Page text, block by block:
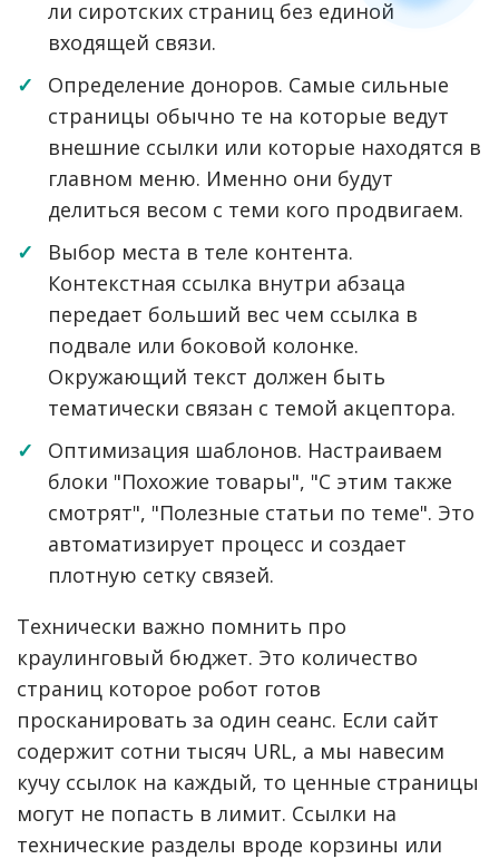
ли сиротских страниц без единой
входящей связи.
Определение доноров. Самые сильные
страницы обычно те на которые ведут
внешние ссылки или которые находятся в
главном меню. Именно они будут
делиться весом с теми кого продвигаем.
Выбор места в теле контента.
Контекстная ссылка внутри абзаца
передает больший вес чем ссылка в
подвале или боковой колонке.
Окружающий текст должен быть
тематически связан с темой акцептора.
Оптимизация шаблонов. Настраиваем
блоки "Похожие товары", "С этим также
смотрят", "Полезные статьи по теме". Это
автоматизирует процесс и создает
плотную сетку связей.
Технически важно помнить про
краулинговый бюджет. Это количество
страниц которое робот готов
просканировать за один сеанс. Если сайт
содержит сотни тысяч URL, а мы навесим
кучу ссылок на каждый, то ценные страницы
могут не попасть в лимит. Ссылки на
технические разделы вроде корзины или